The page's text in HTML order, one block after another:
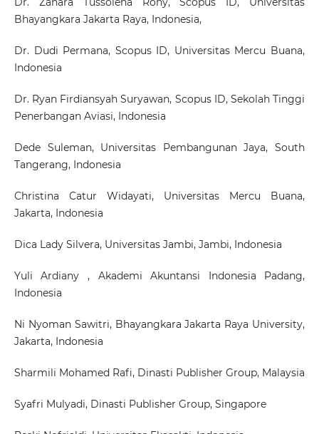
Bhayangkara Jakarta Raya, Indonesia,
Dr. Dudi Permana, Scopus ID, Universitas Mercu Buana,
Indonesia
Dr. Ryan Firdiansyah Suryawan, Scopus ID, Sekolah Tinggi
Penerbangan Aviasi, Indonesia
Dede Suleman, Universitas Pembangunan Jaya, South
Tangerang, Indonesia
Christina Catur Widayati, Universitas Mercu Buana,
Jakarta, Indonesia
Dica Lady Silvera, Universitas Jambi, Jambi, Indonesia
Yuli Ardiany , Akademi Akuntansi Indonesia Padang,
Indonesia
Ni Nyoman Sawitri, Bhayangkara Jakarta Raya University,
Jakarta, Indonesia
Sharmili Mohamed Rafi, Dinasti Publisher Group, Malaysia
Syafri Mulyadi, Dinasti Publisher Group, Singapore